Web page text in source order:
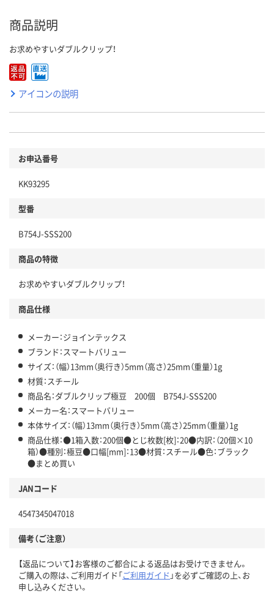
商品説明
お求めやすいダブルクリップ！
アイコンの説明
お申込番号
KK93295
型番
B754J-SSS200
商品の特徴
お求めやすいダブルクリップ！
商品仕様
メーカー：ジョインテックス
ブランド：スマートバリュー
サイズ：（幅）13mm（奥行き）5mm（高さ）25mm（重量）1g
材質：スチール
商品名：ダブルクリップ極豆 200個 B754J-SSS200
メーカー名：スマートバリュー
本体サイズ：（幅）13mm（奥行き）5mm（高さ）25mm（重量）1g
商品仕様：●1箱入数：200個●とじ枚数[枚]：20●内訳：（20個×10
箱）●種別：極豆●口幅[mm]：13●材質：スチール●色：ブラック
●まとめ買い
JANコード
4547345047018
備考（ご注意）
【返品について】お客様のご都合による返品はお受けできません。
ご購入の際は、ご利用ガイド「ご利用ガイド 」を必ずご確認の上、お
申し込みください。